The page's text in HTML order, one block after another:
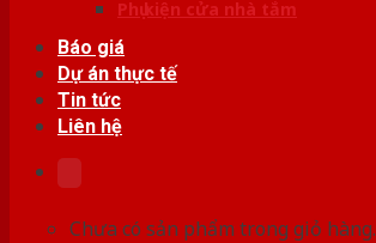
Phụ kiện cửa nhà tắm
Báo giá
Dự án thực tế
Tin tức
Liên hệ
Chưa có sản phẩm trong giỏ hàng.